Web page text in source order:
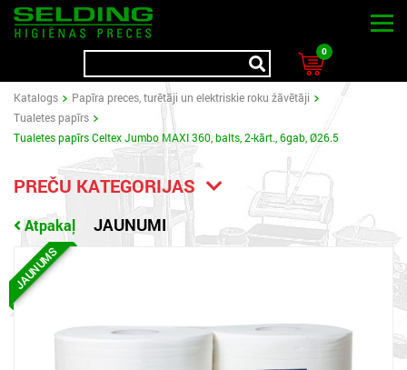
0
Katalogs
Papīra preces, turētāji un elektriskie roku žāvētāji
Tualetes papīrs
Tualetes papīrs Celtex Jumbo MAXI 360, balts, 2-kārt., 6gab, Ø26.5
PREČU KATEGORIJAS
Atpakaļ JAUNUMI
JAUNUMS